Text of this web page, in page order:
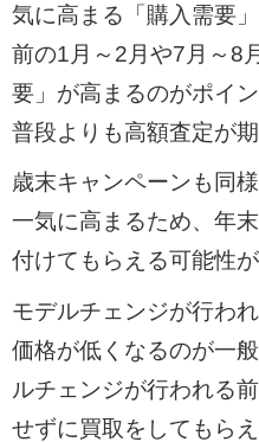
気に高まる「購入需要
前の1月～2月や7月～8
要」が高まるのがポイ
普段よりも高額査定が
歳末キャンペーンも同
一気に高まるため、年
付けてもらえる可能性が
モデルチェンジが行わ
価格が低くなるのが一
ルチェンジが行われる
せずに買取をしてもらえ